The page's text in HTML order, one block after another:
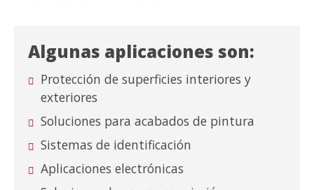
Algunas aplicaciones son:
Protección de superficies interiores y
exteriores
Soluciones para acabados de pintura
Sistemas de identificación
Aplicaciones electrónicas